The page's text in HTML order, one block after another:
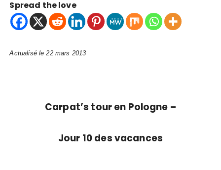
Spread the love
Actualisé le 22 mars 2013
Carpat’s tour en Pologne –
Jour 10 des vacances